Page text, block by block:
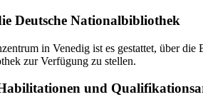
Deutsche Nationalbibliothek
in Venedig ist es gestattet, über
zur Verfügung zu stellen.
und